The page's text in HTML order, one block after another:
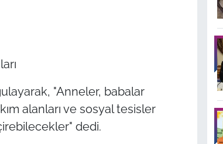
"Anneler, babalar
alanları ve sosyal tesisler
dedi.